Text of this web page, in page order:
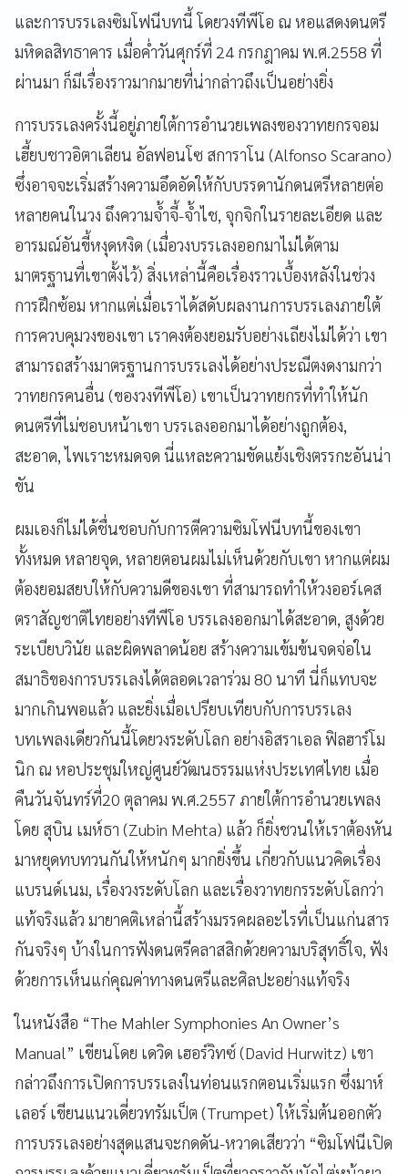
และการบรรเลงซิมโฟนีบทนี้ โดยวงทีพีโอ ณ หอแสดงดนตรี
มหิดลสิทธาคาร เมื่อค่ำวันศุกร์ที่ 24 กรกฎาคม พ.ศ.2558 ที่
ผ่านมา ก็มีเรื่องราวมากมายที่น่ากล่าวถึงเป็นอย่างยิ่ง
การบรรเลงครั้งนี้อยู่ภายใต้การอำนวยเพลงของวาทยกรจอม
เฮี้ยบชาวอิตาเลียน อัลฟอนโซ สการาโน (Alfonso Scarano)
ซึ่งอาจจะเริ่มสร้างความอึดอัดให้กับบรรดานักดนตรีหลายต่อ
หลายคนในวง ถึงความจ้ำจี้-จ้ำไช, จุกจิกในรายละเอียด และ
อารมณ์อันขี้หงุดหงิด (เมื่อวงบรรเลงออกมาไม่ได้ตาม
มาตรฐานที่เขาตั้งไว้) สิ่งเหล่านี้คือเรื่องราวเบื้องหลังในช่วง
การฝึกซ้อม หากแต่เมื่อเราได้สดับผลงานการบรรเลงภายใต้
การควบคุมวงของเขา เราคงต้องยอมรับอย่างเถียงไม่ได้ว่า เขา
สามารถสร้างมาตรฐานการบรรเลงได้อย่างประณีตงดงามกว่า
วาทยกรคนอื่น (ของวงทีพีโอ) เขาเป็นวาทยกรที่ทำให้นัก
ดนตรีที่ไม่ชอบหน้าเขา บรรเลงออกมาได้อย่างถูกต้อง,
สะอาด, ไพเราะหมดจด นี่แหละความขัดแย้งเชิงตรรกะอันน่า
ขัน
ผมเองก็ไม่ได้ชื่นชอบกับการตีความซิมโฟนีบทนี้ของเขา
ทั้งหมด หลายจุด, หลายตอนผมไม่เห็นด้วยกับเขา หากแต่ผม
ต้องยอมสยบให้กับความดีของเขา ที่สามารถทำให้วงออร์เคส
ตราสัญชาติไทยอย่างทีพีโอ บรรเลงออกมาได้สะอาด, สูงด้วย
ระเบียบวินัย และผิดพลาดน้อย สร้างความเข้มข้นจดจ่อใน
สมาธิของการบรรเลงได้ตลอดเวลาร่วม 80 นาที นี่ก็แทบจะ
มากเกินพอแล้ว และยิ่งเมื่อเปรียบเทียบกับการบรรเลง
บทเพลงเดียวกันนี้โดยวงระดับโลก อย่างอิสราเอล ฟิลฮาร์โม
นิก ณ หอประชุมใหญ่ศูนย์วัฒนธรรมแห่งประเทศไทย เมื่อ
คืนวันจันทร์ที่20 ตุลาคม พ.ศ.2557 ภายใต้การอำนวยเพลง
โดย สุบิน เมห์ธา (Zubin Mehta) แล้ว ก็ยิ่งชวนให้เราต้องหัน
มาหยุดทบทวนกันให้หนักๆ มากยิ่งขึ้น เกี่ยวกับแนวคิดเรื่อง
แบรนด์เนม, เรื่องวงระดับโลก และเรื่องวาทยกรระดับโลกว่า
แท้จริงแล้ว มายาคติเหล่านี้สร้างมรรคผลอะไรที่เป็นแก่นสาร
กันจริงๆ บ้างในการฟังดนตรีคลาสสิกด้วยความบริสุทธิ์ใจ, ฟัง
ด้วยการเห็นแก่คุณค่าทางดนตรีและศิลปะอย่างแท้จริง
ในหนังสือ “The Mahler Symphonies An Owner’s
Manual” เขียนโดย เดวิด เฮอร์วิทซ์ (David Hurwitz) เขา
กล่าวถึงการเปิดการบรรเลงในท่อนแรกตอนเริ่มแรก ซึ่งมาห์
เลอร์ เขียนแนวเดี่ยวทรัมเป็ต (Trumpet) ให้เริ่มต้นออกตัว
การบรรเลงอย่างสุดแสนจะกดดัน-หวาดเสียวว่า “ซิมโฟนีเปิด